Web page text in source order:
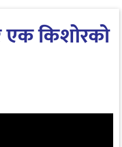
किशोरको